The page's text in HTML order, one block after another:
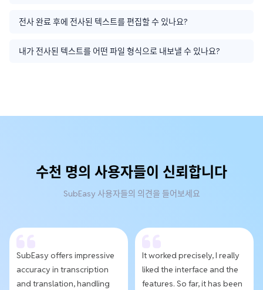
전사 완료 후에 전사된 텍스트를 편집할 수 있나요?
내가 전사된 텍스트를 어떤 파일 형식으로 내보낼 수 있나요?
수천 명의 사용자들이 신뢰합니다
SubEasy 사용자들의 의견을 들어보세요
SubEasy offers impressive
accuracy in transcription
and translation, handling
It worked precisely, I really
liked the interface and the
features. So far, it has been